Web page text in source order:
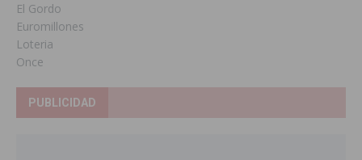
El Gordo
Euromillones
Loteria
Once
PUBLICIDAD